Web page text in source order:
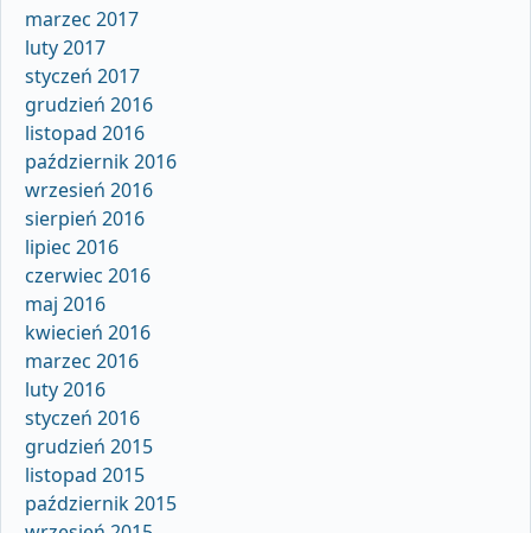
marzec 2017
luty 2017
styczeń 2017
grudzień 2016
listopad 2016
październik 2016
wrzesień 2016
sierpień 2016
lipiec 2016
czerwiec 2016
maj 2016
kwiecień 2016
marzec 2016
luty 2016
styczeń 2016
grudzień 2015
listopad 2015
październik 2015